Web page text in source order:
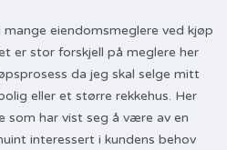
eiendomsmeglere ved kjøp
er stor forskjell på meglere her
da jeg skal selge mitt
eller et større rekkehus. Her
som har vist seg å være av en
interessert i kundens behov